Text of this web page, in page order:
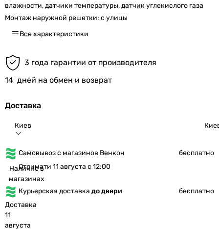
влажности, датчики температуры, датчик углекислого газа
Монтаж наружной решетки: с улицы
Все характеристики
3 года гарантии от производителя
14 дней на обмен и возврат
Доставка
Киев
Самовывоз с магазинов Венкон
бесплатно
Наличие в
магазинах
Отримати 11 августа с 12:00
Курьерская доставка до двери
бесплатно
Доставка
11
августа